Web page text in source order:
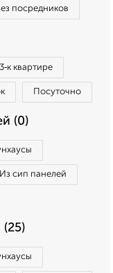
посредников
квартире
Посуточно
(0)
Из сип панелей